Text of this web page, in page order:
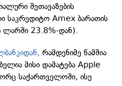
შეთავაზების
საკრედიტო Amex ბარათის
ლარში 23.8%-დან).
რამდენიმე წამშია
მისი დამატება Apple
საქართველოში, ისე